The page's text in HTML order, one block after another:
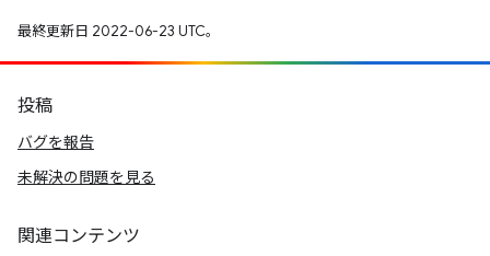
最終更新日 2022-06-23 UTC。
投稿
バグを報告
未解決の問題を見る
関連コンテンツ